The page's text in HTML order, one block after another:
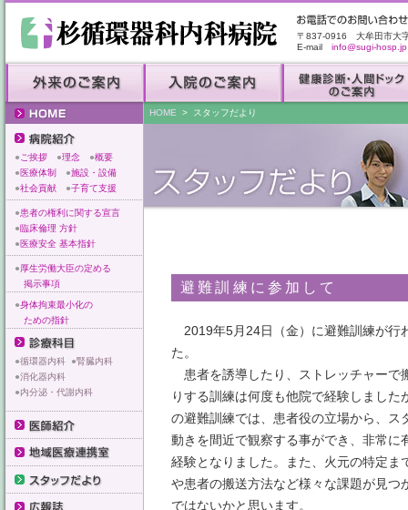
〒837-0916 大牟田市大
E-mail info@sugi-hosp.jp
HOME > スタッフだより
● ご挨拶 ●理念 ●概要
●医療体制 ●施設・設備
●社会貢献 ●子育て支援
●患者の権利に関する宣言
●臨床倫理 方針
●医療安全 基本指針
●厚生労働大臣の定める
掲示事項
●身体拘束最小化の
ための指針
●循環器内科 ●腎臓内科
●消化器内科
●内分泌・代謝内科
避難訓練に参加して
2019年5月24日（金）に避難訓練が行
た。
患者を誘導したり、ストレッチャーで
りする訓練は何度も他院で経験しました
の避難訓練では、患者役の立場から、ス
動きを間近で観察する事ができ、非常に
経験となりました。また、火元の特定ま
や患者の搬送方法など様々な課題が見
ではないかと思います。